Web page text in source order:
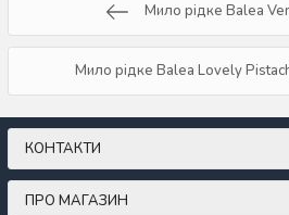
Мило рідке Balea
Мило рідке Balea Lovely
КОНТАКТИ
ПРО МАГАЗИН